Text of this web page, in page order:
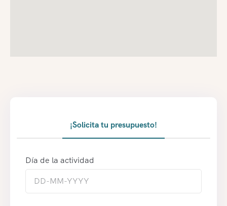
¡Solicita tu presupuesto!
Día de la actividad